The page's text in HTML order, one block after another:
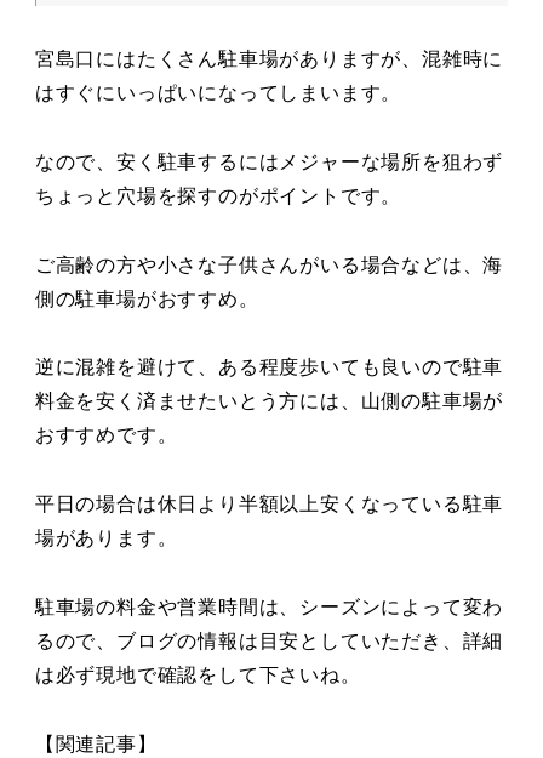
宮島口にはたくさん駐車場がありますが、混雑時に
はすぐにいっぱいになってしまいます。
なので、安く駐車するにはメジャーな場所を狙わず
ちょっと穴場を探すのがポイントです。
ご高齢の方や小さな子供さんがいる場合などは、海
側の駐車場がおすすめ。
逆に混雑を避けて、ある程度歩いても良いので駐車
料金を安く済ませたいとう方には、山側の駐車場が
おすすめです。
平日の場合は休日より半額以上安くなっている駐車
場があります。
駐車場の料金や営業時間は、シーズンによって変わ
るので、ブログの情報は目安としていただき、詳細
は必ず現地で確認をして下さいね。
【関連記事】